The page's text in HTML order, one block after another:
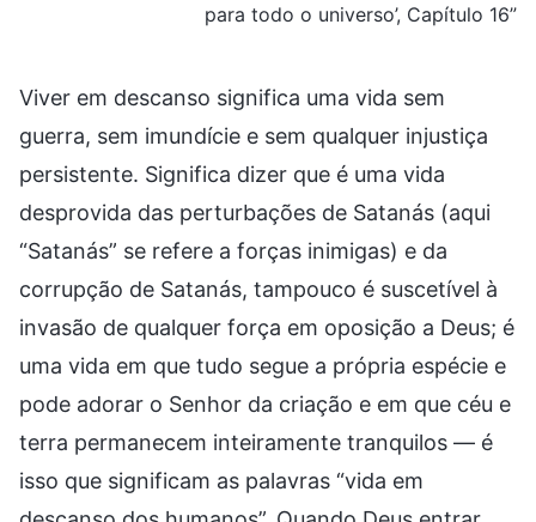
para todo o universo’, Capítulo 16”
Viver em descanso significa uma vida sem
guerra, sem imundície e sem qualquer injustiça
persistente. Significa dizer que é uma vida
desprovida das perturbações de Satanás (aqui
“Satanás” se refere a forças inimigas) e da
corrupção de Satanás, tampouco é suscetível à
invasão de qualquer força em oposição a Deus; é
uma vida em que tudo segue a própria espécie e
pode adorar o Senhor da criação e em que céu e
terra permanecem inteiramente tranquilos — é
isso que significam as palavras “vida em